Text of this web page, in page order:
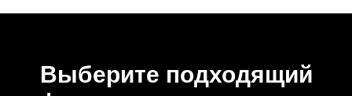
Выберите подходящий